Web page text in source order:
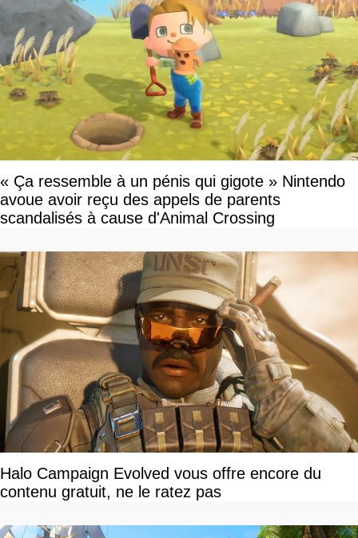
« Ça ressemble à un pénis qui gigote » Nintendo
avoue avoir reçu des appels de parents
scandalisés à cause d'Animal Crossing
Halo Campaign Evolved vous offre encore du
contenu gratuit, ne le ratez pas